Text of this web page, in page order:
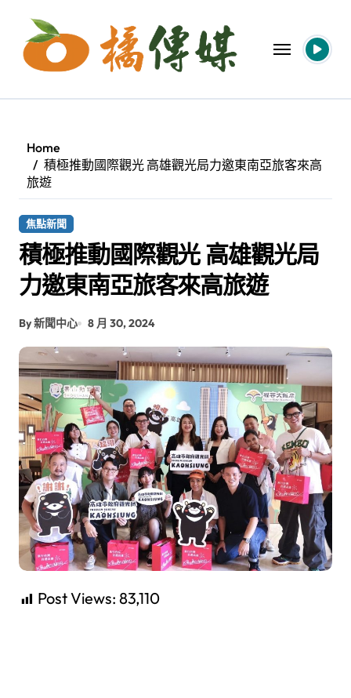
content
Home
積極推動國際觀光 高雄觀光局力邀東南亞旅客來高
旅遊
焦點新聞
積極推動國際觀光 高雄觀光局
力邀東南亞旅客來高旅遊
By 新聞中心 8 月 30, 2024
Post Views: 83,110